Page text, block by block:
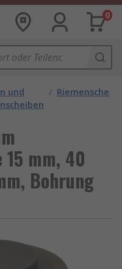
0
und
/
15 mm, 40
Bohrung